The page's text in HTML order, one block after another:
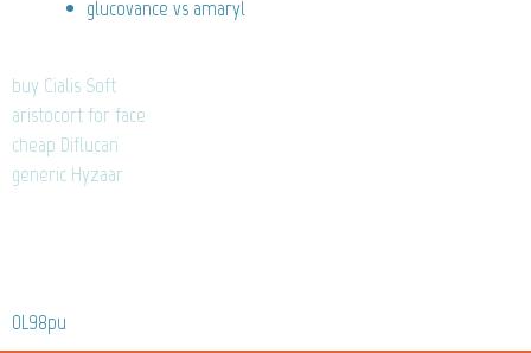
glucovance vs amaryl
buy Cialis Soft
aristocort for face
cheap Diflucan
generic Hyzaar
0L98pu